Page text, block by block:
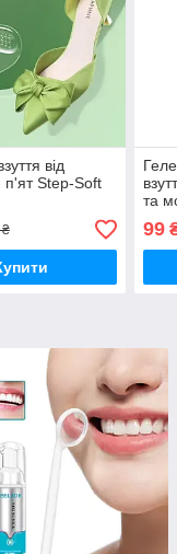
від
п'ят Step-Soft
та
99